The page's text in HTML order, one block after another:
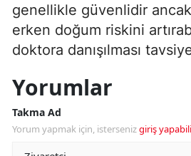
genellikle güvenlidir ancak
erken doğum riskini
doktora danışılması
Yorumlar
Takma Ad
Yorum yapmak için, istersenizgiriş